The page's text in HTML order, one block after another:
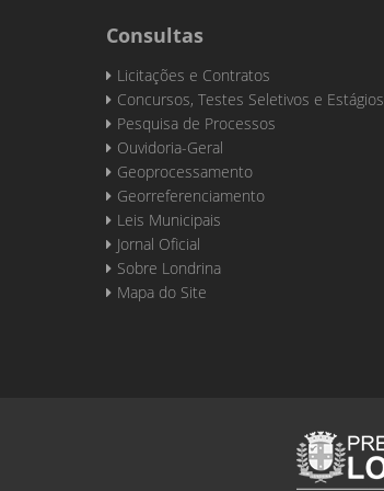
Consultas
Licitações e Contratos
Concursos, Testes Seletivos e Estágios
Pesquisa de Processos
Ouvidoria-Geral
Geoprocessamento
Georreferenciamento
Leis Municipais
Jornal Oficial
Sobre Londrina
Mapa do Site